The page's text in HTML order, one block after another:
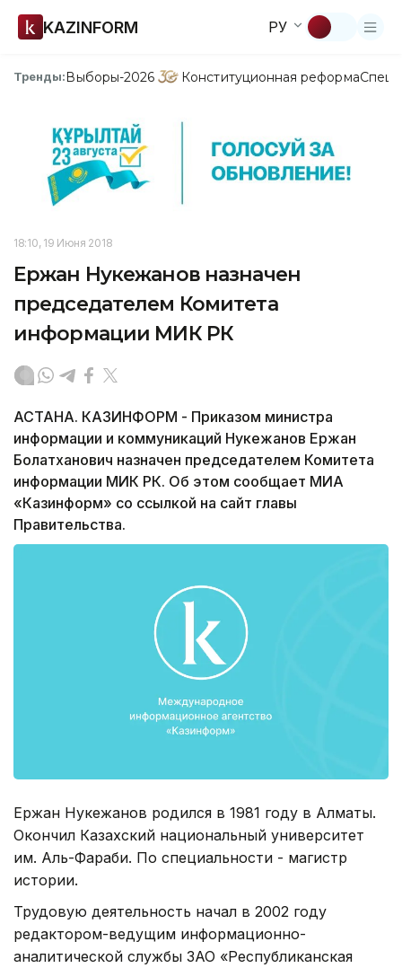
KAZINFORM РУ
Тренды:Выборы-2026 Конституционная реформа
18:10, 19 Июня 2018
Ержан Нукежанов назначен
председателем Комитета
информации МИК РК
АСТАНА. КАЗИНФОРМ - Приказом министра
информации и коммуникаций Нукежанов Ержан
Болатханович назначен председателем Комитета
информации МИК РК. Об этом сообщает МИА
«Казинформ» со ссылкой на сайт главы
Правительства.
Ержан Нукежанов родился в 1981 году в Алматы.
Окончил Казахский национальный университет
им. Аль-Фараби. По специальности - магистр
истории.
Трудовую деятельность начал в 2002 году
редактором-ведущим информационно-
аналитической службы ЗАО «Республиканская